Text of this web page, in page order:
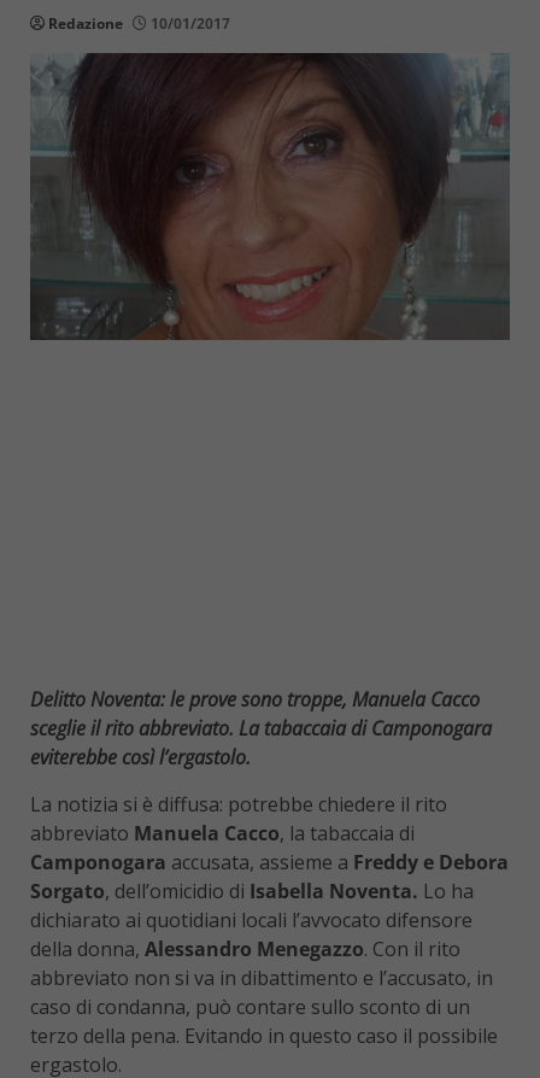
Redazione 10/01/2017
Delitto Noventa: le prove sono troppe, Manuela Cacco
sceglie il rito abbreviato. La tabaccaia di Camponogara
eviterebbe così l’ergastolo.
La notizia si è diffusa: potrebbe chiedere il rito
abbreviato Manuela Cacco, la tabaccaia di
Camponogara accusata, assieme a Freddy e Debora
Sorgato, dell’omicidio di Isabella Noventa. Lo ha
dichiarato ai quotidiani locali l’avvocato difensore
della donna, Alessandro Menegazzo. Con il rito
abbreviato non si va in dibattimento e l’accusato, in
caso di condanna, può contare sullo sconto di un
terzo della pena. Evitando in questo caso il possibile
ergastolo.